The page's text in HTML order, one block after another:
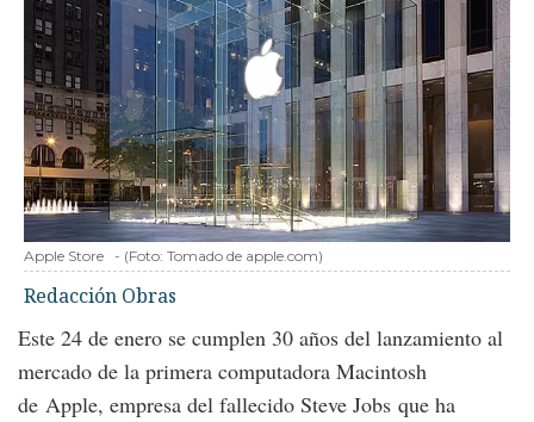
Apple Store - (Foto: Tomado de apple.com)
Redacción Obras
Este 24 de enero se cumplen 30 años del lanzamiento al
mercado de la primera computadora Macintosh
de Apple, empresa del fallecido Steve Jobs que ha